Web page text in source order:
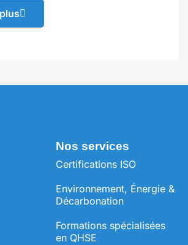
Nos services
Certifications ISO
Environnement, Énergie &
Décarbonation
⁠Formations spécialisées
en QHSE